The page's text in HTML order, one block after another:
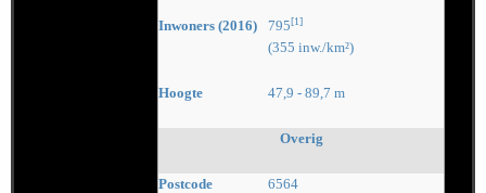
Inwoners (2016) 795[1]
(355 inw./km²)
Hoogte 47,9 - 89,7 m
Overig
Postcode 6564